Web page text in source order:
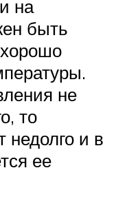
на
быть
не
то
недолго и в
ее